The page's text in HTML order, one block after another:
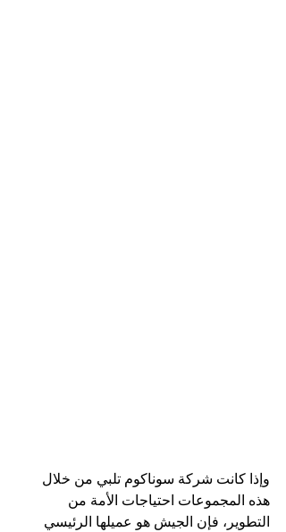
وإذا كانت شركة سوناكوم تلبي من خلال
هذه المجموعات احتياجات الأمة من
التطوير، فإن الجيش هو عميلها الرئيسي